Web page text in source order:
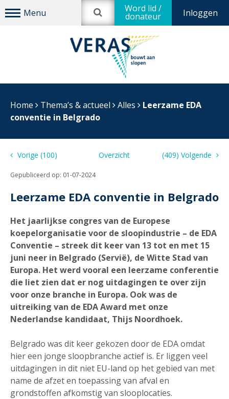
Inloggen
Word lid /
donateur
Home Thema’s & actueel Alles
Leerzame EDA
conventie in Belgrado
Vorige (100) Overzicht (409) Volgende
Gepubliceerd op: 01-07-2024
Leerzame EDA conventie in Belgrado
Het jaarlijkse congres van de Europese
koepelorganisatie voor de sloopindustrie – de EDA
Conventie – streek dit keer van 13 tot en met 15
juni neer in Belgrado (Servië), de Witte Stad van
Europa. Het werd vooral een leerzame conferentie
die liet zien dat er nog uitdagingen te over zijn
voor onze branche in Europa. Ook was de
uitreiking van de EDA Award met onze
Nederlandse kandidaat, Thijs Noordhoek.
Belgrado was dit keer gekozen door de EDA omdat
hier een jonge sloopbranche actief is. Er liggen veel
uitdagingen in dit niet EU-land op het gebied van met
name de afzet en toepassing van afval en
grondstoffen afkomstig van slooplocaties.